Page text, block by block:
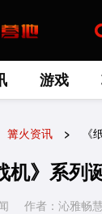
游戏
篝火资讯 《
机》系
作者：沁雅畅慧